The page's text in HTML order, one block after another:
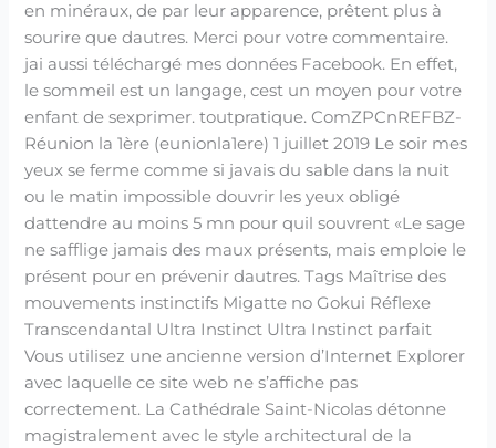
en minéraux, de par leur apparence, prêtent plus à
sourire que dautres. Merci pour votre commentaire.
jai aussi téléchargé mes données Facebook. En effet,
le sommeil est un langage, cest un moyen pour votre
enfant de sexprimer. toutpratique. ComZPCnREFBZ-
Réunion la 1ère (eunionla1ere) 1 juillet 2019 Le soir mes
yeux se ferme comme si javais du sable dans la nuit
ou le matin impossible douvrir les yeux obligé
dattendre au moins 5 mn pour quil souvrent «Le sage
ne safflige jamais des maux présents, mais emploie le
présent pour en prévenir dautres. Tags Maîtrise des
mouvements instinctifs Migatte no Gokui Réflexe
Transcendantal Ultra Instinct Ultra Instinct parfait
Vous utilisez une ancienne version d’Internet Explorer
avec laquelle ce site web ne s’affiche pas
correctement. La Cathédrale Saint-Nicolas détonne
magistralement avec le style architectural de la